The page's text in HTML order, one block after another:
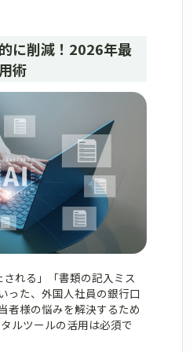
に削減！2026年最
術
される」「書類の記入ミス
った、外国人社員の銀行口
者様の悩みを解決するため
ルツールの活用は必須で